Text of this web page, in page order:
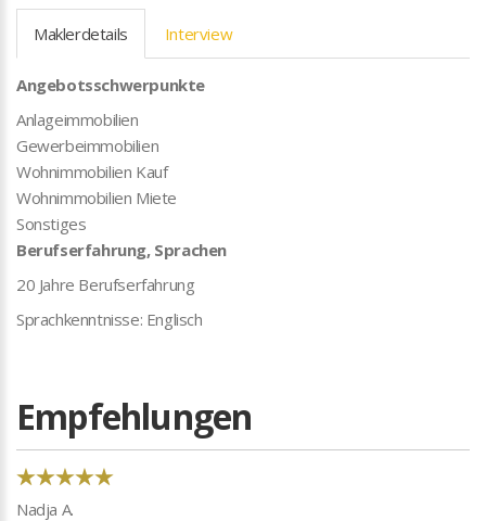
Maklerdetails Interview
Angebotsschwerpunkte
Anlageimmobilien
Gewerbeimmobilien
Wohnimmobilien Kauf
Wohnimmobilien Miete
Sonstiges
Berufserfahrung, Sprachen
20 Jahre Berufserfahrung
Sprachkenntnisse: Englisch
Empfehlungen
Nadja A.